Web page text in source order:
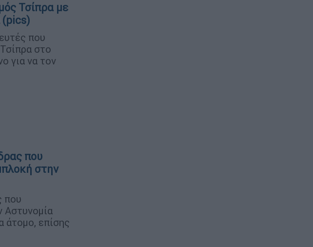
Τσίπρα με
(pics)
που
στο
για να τον
που
στην
που
Αστυνομία
άτομο, επίσης